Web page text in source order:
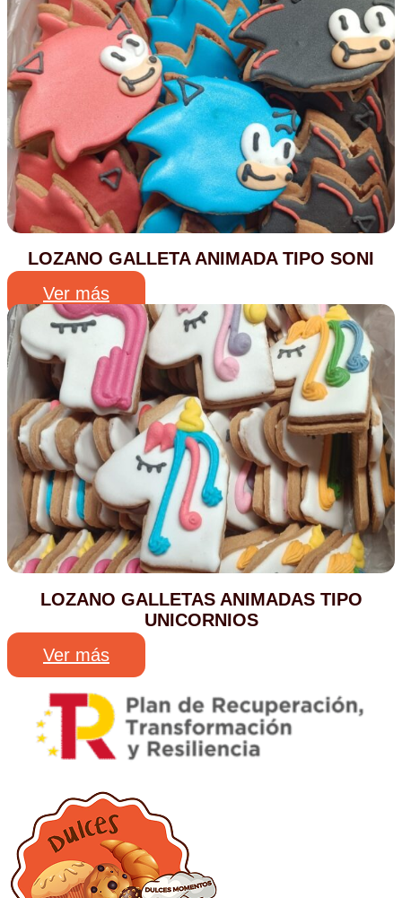
LOZANO GALLETA ANIMADA TIPO SONI
Ver más
LOZANO GALLETAS ANIMADAS TIPO
UNICORNIOS
Ver más